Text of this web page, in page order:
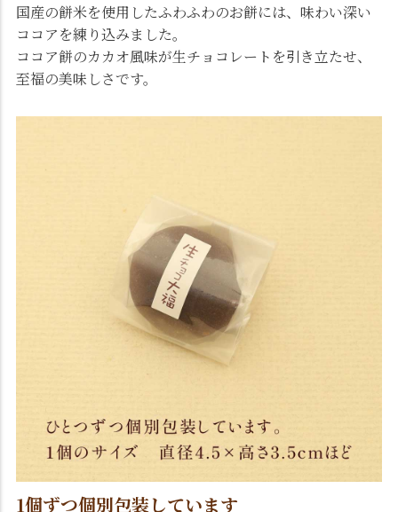
国産の餅米を使用したふわふわのお餅には、味わい深い
ココアを練り込みました。
ココア餅のカカオ風味が生チョコレートを引き立たせ、
至福の美味しさです。
1個ずつ個別包装しています